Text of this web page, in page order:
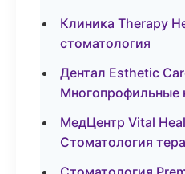
Клиника Therapy
стоматология
Дентал Esthetic
Многопрофильные
МедЦентр Vital
Стоматология